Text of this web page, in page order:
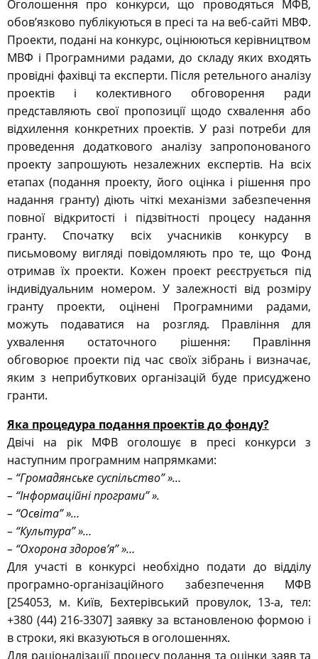
Оголошення про конкурси, що проводяться МФВ,
обов’язково публікуються в пресі та на веб-сайті МВФ.
Проекти, подані на конкурс, оцінюються керівництвом
МВФ і Програмними радами, до складу яких входять
провідні фахівці та експерти. Після ретельного аналізу
проектів і колективного обговорення ради
представляють свої пропозиції щодо схвалення або
відхилення конкретних проектів. У разі потреби для
проведення додаткового аналізу запропонованого
проекту запрошують незалежних експертів. На всіх
етапах (подання проекту, його оцінка і рішення про
надання гранту) діють чіткі механізми забезпечення
повної відкритості і підзвітності процесу надання
гранту. Спочатку всіх учасників конкурсу в
письмовому вигляді повідомляють про те, що Фонд
отримав їх проекти. Кожен проект реєструється під
індивідуальним номером. У залежності від розміру
гранту проекти, оцінені Програмними радами,
можуть подаватися на розгляд. Правління для
ухвалення остаточного рішення: Правління
обговорює проекти під час своїх зібрань і визначає,
яким з неприбуткових організацій буде присуджено
гранти.
Яка процедура подання проектів до фонду?
Двічі на рік МФВ оголошує в пресі конкурси з
наступним програмним напрямками:
– “Громадянське суспільство” »…
– “Інформаційні програми” ».
– “Освіта” »…
– “Культура” »…
– “Охорона здоров’я” »…
Для участі в конкурсі необхідно подати до відділу
програмно-організаційного забезпечення МФВ
[254053, м. Київ, Бехтерівський провулок, 13-а, тел:
+380 (44) 216-3307] заявку за встановленою формою і
в строки, які вказуються в оголошеннях.
Для раціоналізації процесу подання та оцінки заяв та